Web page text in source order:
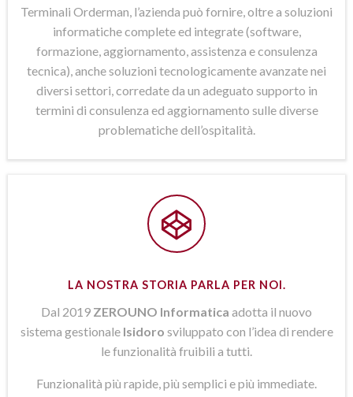
Terminali Orderman, l’azienda può fornire, oltre a soluzioni
informatiche complete ed integrate (software,
formazione, aggiornamento, assistenza e consulenza
tecnica), anche soluzioni tecnologicamente avanzate nei
diversi settori, corredate da un adeguato supporto in
termini di consulenza ed aggiornamento sulle diverse
problematiche dell’ospitalità.
LA NOSTRA STORIA PARLA PER NOI.
Dal 2019 ZEROUNO Informatica adotta il nuovo
sistema gestionale Isidoro sviluppato con l’idea di rendere
le funzionalità fruibili a tutti.
Funzionalità più rapide, più semplici e più immediate.